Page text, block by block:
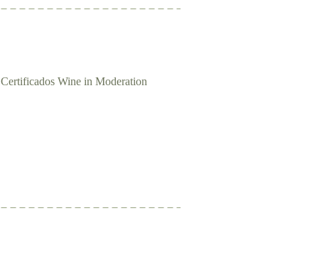
Certificados Wine in Moderation